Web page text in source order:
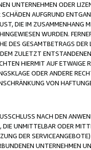
UNTERNEHMEN ODER
AUFGRUND
DIE IM ZUSAMMENHANG
WURDEN.
DES GESAMTBETRAGS
ZULETZT
HIERMIT AUF
ODER ANDERE
VON
NACH DEN
UNMITTELBAR ODER
DER
UNTERNEHMEN